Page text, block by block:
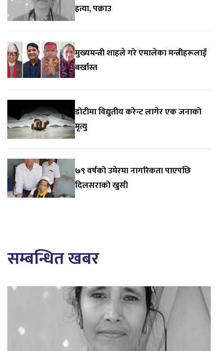
हत्या, पक्राउ
मुख्यमन्त्री शाहले गरे एमालेका मन्त्रीहरूलाई
बर्खास्त
डोटीमा विद्युतीय करेन्ट लागेर एक जनाको
मृत्यु
७९ वर्षको उमेरमा नागरिकता पाएपछि
दिलसराको खुसी
सम्बन्धित खबर